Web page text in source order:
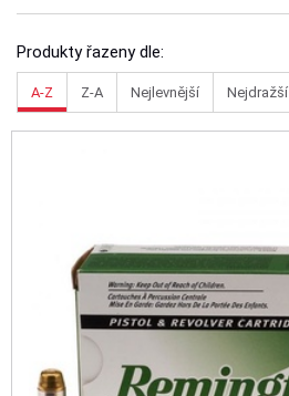
Produkty řazeny dle:
A-Z Z-A Nejlevnější Nejdražší